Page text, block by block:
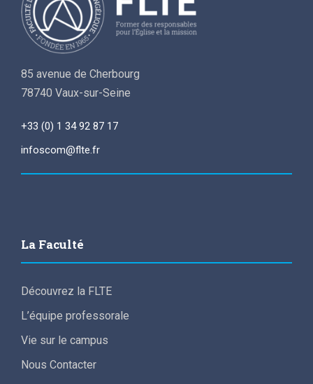
85 avenue de Cherbourg
78740 Vaux-sur-Seine
+33 (0) 1 34 92 87 17
infoscom@flte.fr
La Faculté
Découvrez la FLTE
L’équipe professorale
Vie sur le campus
Nous Contacter